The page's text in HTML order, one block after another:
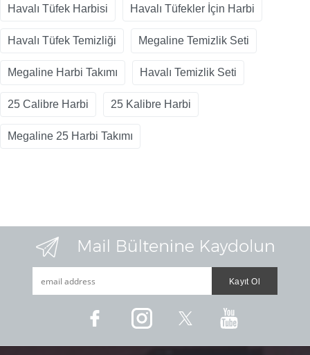
Havalı Tüfek Harbisi Havalı Tüfekler İçin Harbi
Havalı Tüfek Temizliği Megaline Temizlik Seti
Megaline Harbi Takımı Havalı Temizlik Seti
25 Calibre Harbi 25 Kalibre Harbi
Megaline 25 Harbi Takımı